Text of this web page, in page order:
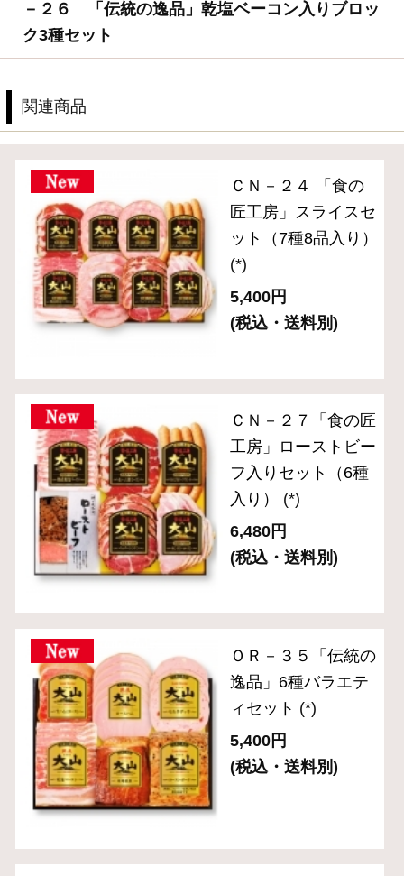
スペシャルメニュー
住所を知らなくても贈れるeギフト
送料無料セット
単品おとりよせ
ご自宅用セット
ハム・生ハム
ベーコン
ソーセージ・ドライソーセージ（サラミ）
ギフトセット 3,000円～
ギフトセット 5,000円～
ギフトセット 8,000円～
単品おとりよせ 1,000円～
単品おとりよせ 2,000円～
2024年金賞受賞
お手軽にサラダやサンドイッチに